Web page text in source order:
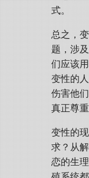
式。
总之，
题，涉
们应该
变性的
伤害他
真正尊
变性的
求？从
恋的生